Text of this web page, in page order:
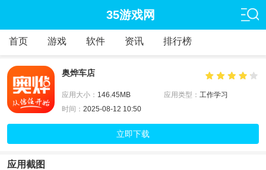
35游戏网
首页 游戏 软件 资讯 排行榜
奥烨车店
应用大小： 146.45MB 应用类型： 工作学习
时间： 2025-08-12 10:50
立即下载
应用截图